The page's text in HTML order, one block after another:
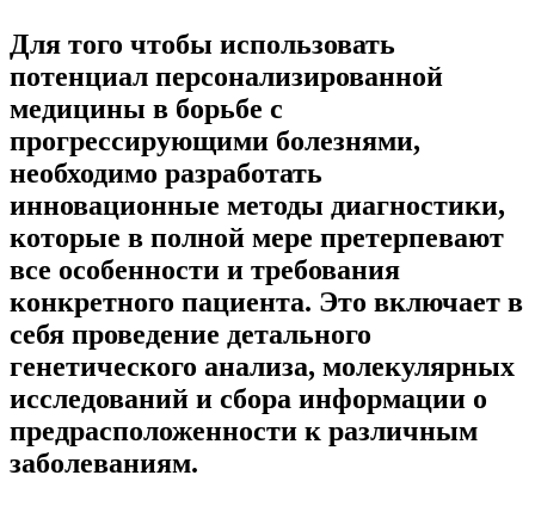
Для того чтобы использовать
потенциал персонализированной
медицины в борьбе с
прогрессирующими болезнями,
необходимо разработать
инновационные методы диагностики,
которые в полной мере претерпевают
все особенности и требования
конкретного пациента. Это включает в
себя проведение детального
генетического анализа, молекулярных
исследований и сбора информации о
предрасположенности к различным
заболеваниям.